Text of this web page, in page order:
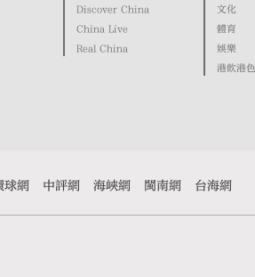
Discover China
China Live
Real China
文化
體育
娛樂
港飲港色
球網 中評網 海峽網 閩南網 台海網